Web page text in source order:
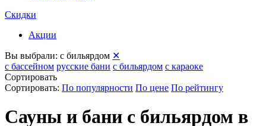
Скидки
Акции
Вы выбрали: с бильярдом ✕
с бассейном русские бани с бильярдом с караоке
Сортировать
Сортировать: По популярности По цене По рейтингу
Сауны и бани с бильярдом в